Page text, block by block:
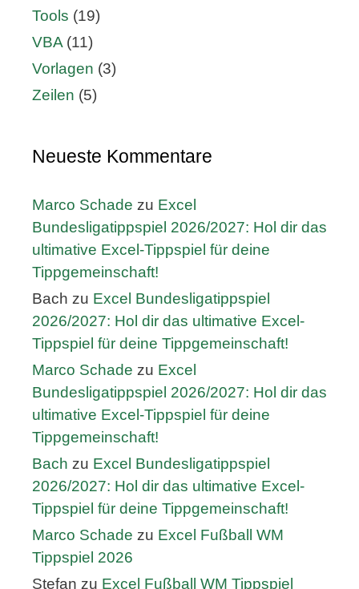
Tools (19)
VBA(11)
Vorlagen (3)
Zeilen (5)
Neueste Kommentare
Marco Schade zu Excel
Bundesligatippspiel 2026/2027: Hol dir das
ultimative Excel-Tippspiel für deine
Tippgemeinschaft!
Bach zu Excel Bundesligatippspiel
2026/2027: Hol dir das ultimative Excel-
Tippspiel für deine Tippgemeinschaft!
Marco Schade zu Excel
Bundesligatippspiel 2026/2027: Hol dir das
ultimative Excel-Tippspiel für deine
Tippgemeinschaft!
Bach zu Excel Bundesligatippspiel
2026/2027: Hol dir das ultimative Excel-
Tippspiel für deine Tippgemeinschaft!
Marco Schade zu Excel Fußball WM
Tippspiel 2026
Stefan zu Excel Fußball WM Tippspiel